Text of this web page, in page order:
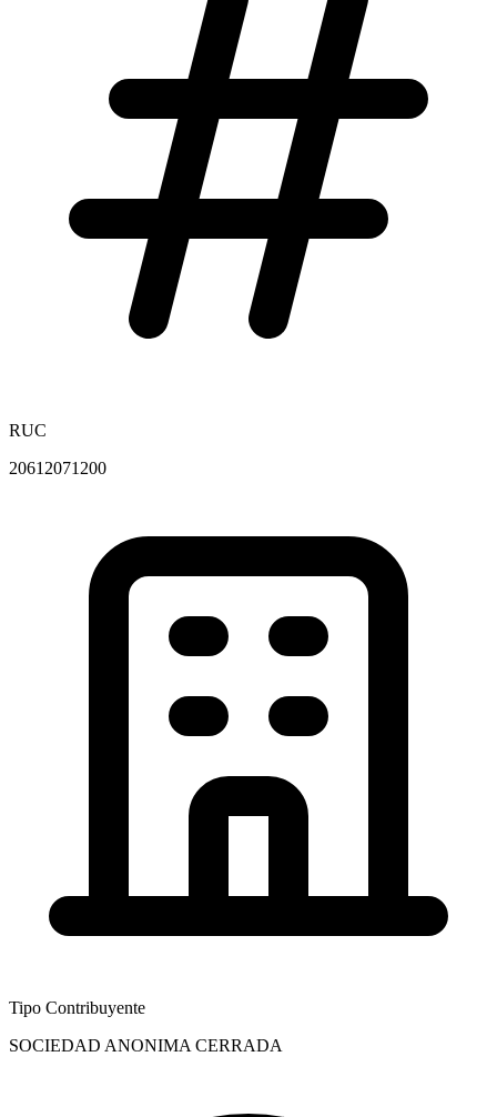
RUC
20612071200
Tipo Contribuyente
SOCIEDAD ANONIMA CERRADA